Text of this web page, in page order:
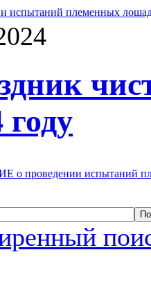
испытаний племенных
году
проведении испытаний